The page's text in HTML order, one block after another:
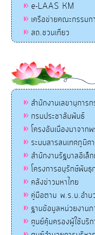
e-LAAS KM
เครือข่ายคณะกรรม
สถ.ชวนเที่ยว
สำนักงานเลขานุการ
กรมประชาสัมพันธ์
โครงอันเนื่องมาจาก
ระบบสารสนเทศภูมิศ
สำนักงานรัฐบาลอิเ
โครงการอนุรักษ์พันธุ
คลังข่าวมหาไทย
คู่มือตาม พ.ร.บ.อำน
ฐานข้อมูลหน่วยงาน
ศูนย์คุ้มครองผู้ใช้บริ